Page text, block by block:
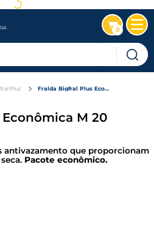
0
Plus Fralda Bigfral Plus Econômica M 20 Unidades
M 20
antivazamento que proporcionam
Pacote econômico.